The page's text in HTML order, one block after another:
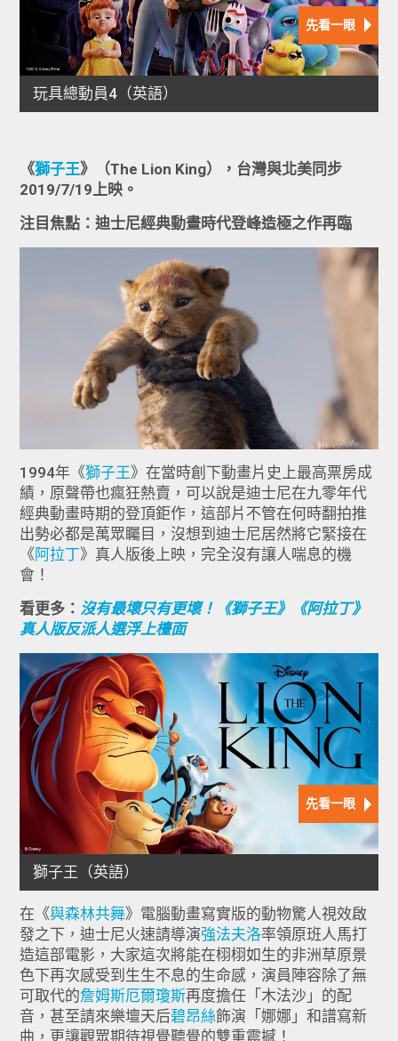
《獅子王》（The Lion King），台灣與北美同步
2019/7/19上映。
注目焦點：迪士尼經典動畫時代登峰造極之作再臨
1994年《獅子王》在當時創下動畫片史上最高票房成
績，原聲帶也瘋狂熱賣，可以說是迪士尼在九零年代
經典動畫時期的登頂鉅作，這部片不管在何時翻拍推
出勢必都是萬眾矚目，沒想到迪士尼居然將它緊接在
《阿拉丁》真人版後上映，完全沒有讓人喘息的機
會！
看更多： 沒有最壞只有更壞！《獅子王》《阿拉丁》
真人版反派人選浮上檯面
在《與森林共舞》電腦動畫寫實版的動物驚人視效啟
發之下，迪士尼火速請導演強法夫洛率領原班人馬打
造這部電影，大家這次將能在栩栩如生的非洲草原景
色下再次感受到生生不息的生命感，演員陣容除了無
可取代的詹姆斯厄爾瓊斯再度擔任「木法沙」的配
音，甚至請來樂壇天后碧昂絲飾演「娜娜」和譜寫新
曲，更讓觀眾期待視覺聽覺的雙重震撼！